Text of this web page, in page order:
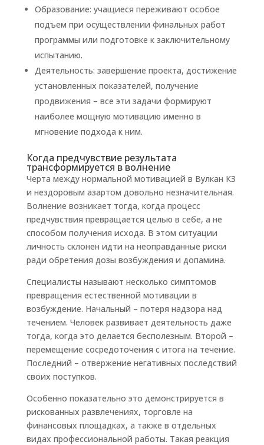
Образование: учащиеся переживают особое
подъем при осуществлении финальных работ
программы или подготовке к заключительному
испытанию.
Деятельность: завершение проекта, достижение
установленных показателей, получение
продвижения – все эти задачи формируют
наиболее мощную мотивацию именно в
мгновение подхода к ним.
Когда предчувствие результата
трансформируется в волнение
Черта между нормальной мотивацией в Вулкан КЗ
и нездоровым азартом довольно незначительная.
Волнение возникает тогда, когда процесс
предчувствия превращается целью в себе, а не
способом получения исхода. В этом ситуации
личность склонен идти на неоправданные риски
ради обретения дозы возбуждения и допамина.
Специалисты называют несколько симптомов
превращения естественной мотивации в
возбуждение. Начальный – потеря надзора над
течением. Человек развивает деятельность даже
тогда, когда это делается бесполезным. Второй –
перемещение сосредоточения с итога на течение.
Последний – отвержение негативных последствий
своих поступков.
Особенно показательно это демонстрируется в
рискованных развлечениях, торговле на
финансовых площадках, а также в отдельных
видах профессиональной работы. Такая реакция